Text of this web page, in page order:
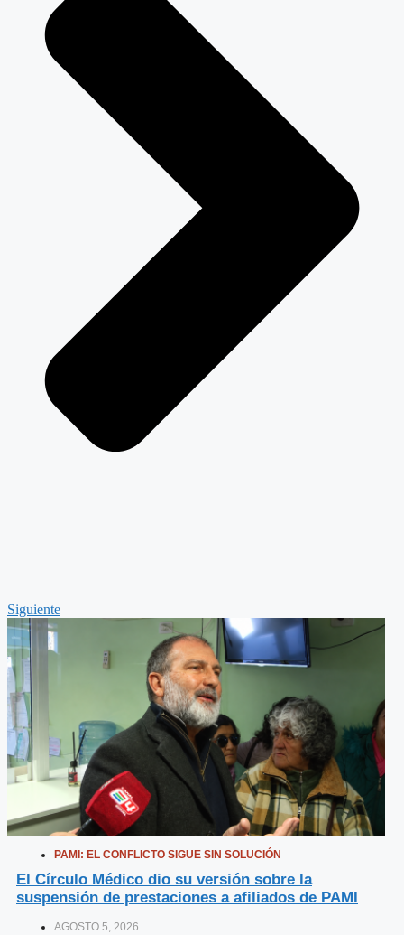
Siguiente
PAMI: EL CONFLICTO SIGUE SIN SOLUCIÓN
El Círculo Médico dio su versión sobre la
suspensión de prestaciones a afiliados de PAMI
AGOSTO 5, 2026